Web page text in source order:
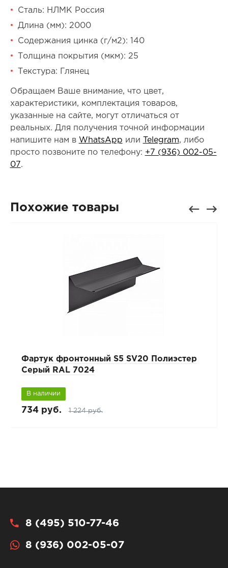
Сталь: НЛМК Россия
Длина (мм): 2000
Содержания цинка (г/м2): 140
Толщина покрытия (мкм): 25
Текстура: Глянец
Обращаем Ваше внимание, что цвет,
характеристики, комплектация товаров,
указанные на сайте, могут отличаться от
реальных. Для получения точной информации
напишите нам в WhatsApp или Telegram, либо
просто позвоните по телефону: +7 (936) 002-05-
07 .
Похожие товары
Фартук фронтонный S5 SV20 Полиэстер
Серый RAL 7024
В наличии
734 руб. 1 224 руб.
8 (495) 510-77-46
8 (936) 002-05-07